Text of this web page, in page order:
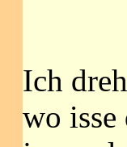
Ich
wo isse